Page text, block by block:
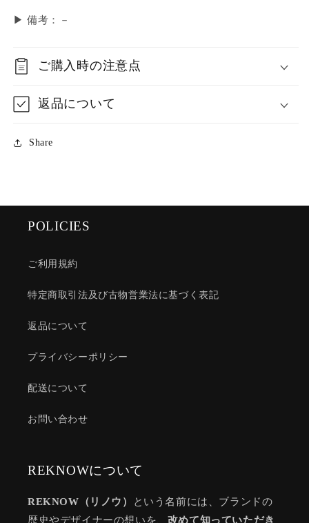
▶︎ 備考：－
ご購入時の注意点
返品について
Share
POLICIES
ご利用規約
特定商取引法及び古物営業法に基づく表記
返品について
プライバシーポリシー
配送について
お問い合わせ
REKNOWについて
REKNOW（リノウ）
という名前には、ブランドの
歴史やデザイナーの想いを、 改めて知っていただき